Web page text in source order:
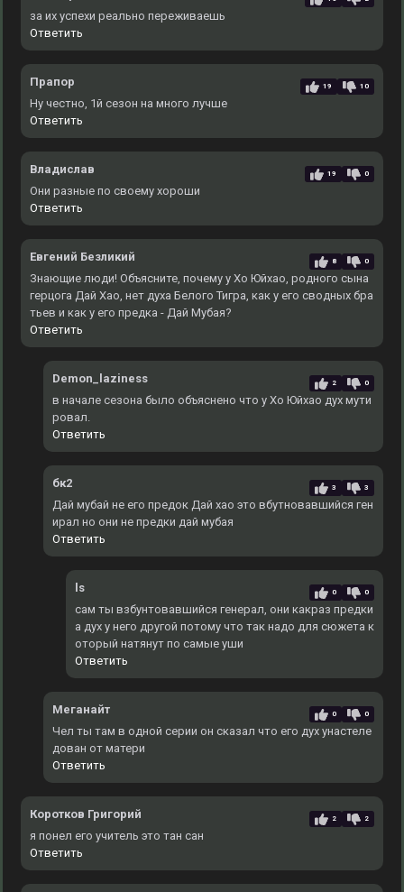
за их успехи реально переживаешь
Ответить
Прапор 19 10
Ну честно, 1й сезон на много лучше
Ответить
Владислав 19 0
Они разные по своему хороши
Ответить
Евгений Безликий 8 0
Знающие люди! Объясните, почему у Хо Юйхао, родного сына
герцога Дай Хао, нет духа Белого Тигра, как у его сводных бра
тьев и как у его предка - Дай Мубая?
Ответить
Demon_laziness 2 0
в начале сезона было объяснено что у Хо Юйхао дух мути
ровал.
Ответить
бк2 3 3
Дай мубай не его предок Дай хао это вбутновавшийся ген
ирал но они не предки дай мубая
Ответить
ls 0 0
сам ты взбунтовавшийся генерал, они какраз предки
а дух у него другой потому что так надо для сюжета к
оторый натянут по самые уши
Ответить
Меганайт 0 0
Чел ты там в одной серии он сказал что его дух унастеле
дован от матери
Ответить
Коротков Григорий 2 2
я понел его учитель это тан сан
Ответить